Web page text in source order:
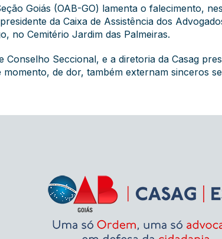
Goiás (OAB-GO) lamenta o falecimento,
da Caixa de Assistência dos
no Cemitério Jardim das Palmeiras.
Conselho Seccional, e a diretoria da Casag
de dor, também externam sinceros